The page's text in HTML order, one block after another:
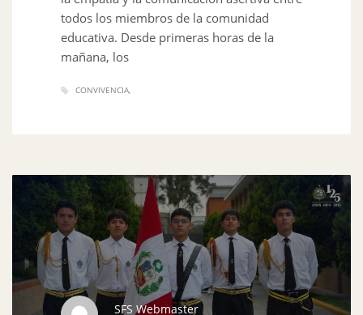
todos los miembros de la comunidad
educativa. Desde primeras horas de la
mañana, los
CONVIVENCIA
SFS Webmaster